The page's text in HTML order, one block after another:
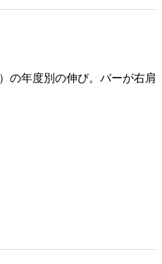
の年度別の伸び。バーが右肩